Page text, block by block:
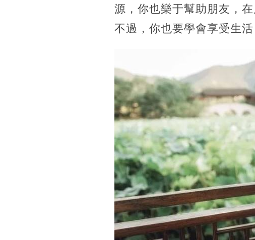
源，你也樂于幫助朋友，
不過，你也要學會享受生